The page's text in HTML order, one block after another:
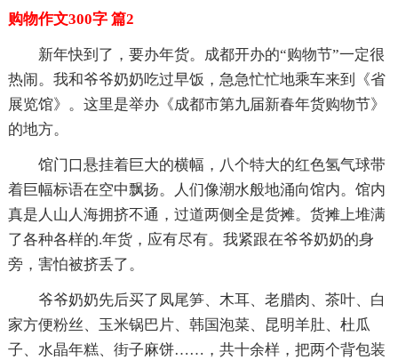
购物作文300字 篇2
新年快到了，要办年货。成都开办的“购物节”一定很
热闹。我和爷爷奶奶吃过早饭，急急忙忙地乘车来到《省
展览馆》。这里是举办《成都市第九届新春年货购物节》
的地方。
馆门口悬挂着巨大的横幅，八个特大的红色氢气球带
着巨幅标语在空中飘扬。人们像潮水般地涌向馆内。馆内
真是人山人海拥挤不通，过道两侧全是货摊。货摊上堆满
了各种各样的.年货，应有尽有。我紧跟在爷爷奶奶的身
旁，害怕被挤丢了。
爷爷奶奶先后买了凤尾笋、木耳、老腊肉、茶叶、白
家方便粉丝、玉米锅巴片、韩国泡菜、昆明羊肚、杜瓜
子、水晶年糕、街子麻饼……，共十余样，把两个背包装